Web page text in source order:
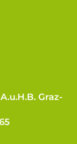
Graz-